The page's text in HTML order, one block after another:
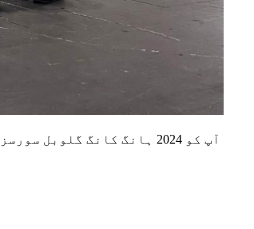
بڑی خوشی کے ساتھ، ہم Gopod Group Limited آپ کو 2024 ہانگ کانگ گلوبل سورسز کنزیومر الیکٹرانکس شو اور موبائل الیکٹرانکس شو میں شرکت کی دعوت دیتے ہیں۔